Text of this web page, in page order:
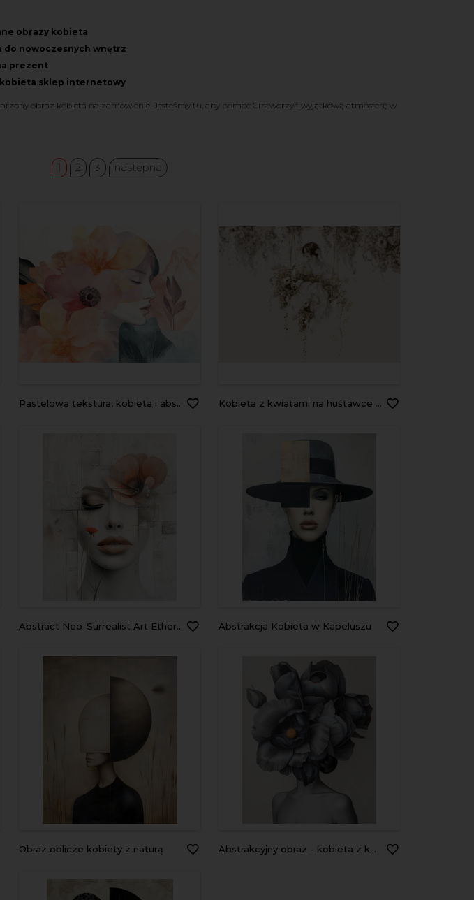
obrazy kobieta
do nowoczesnych wnętrz
prezent
sklep internetowy
obraz kobieta na zamówienie. Jesteśmy tu, aby pomóc Ci stworzyć wyjątkową atmosferę w
1 2 3 następna
Pastelowa tekstura, kobieta i abstrakcyjne kwiaty, tło dla projektu generative ai Kobieta z kwiatami na huśtawce - Obraz na płótnie
Abstract Neo-Surrealist Art Ethereal Woman's Face Merged with Nature Elements, Featuring Bold Orange Sun and Delicate Grass Strokes , Japanese art for a Contemporary Artistic Statement Wallpaper Abstrakcja Kobieta w Kapeluszu
Obraz oblicze kobiety z naturą Abstrakcyjny obraz - kobieta z kwiatami we włosach